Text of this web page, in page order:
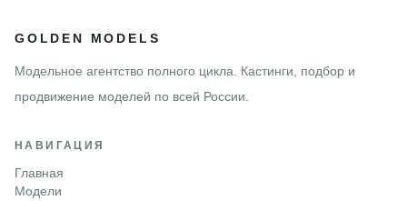
GOLDEN MODELS
Модельное агентство полного цикла. Кастинги, подбор и
продвижение моделей по всей России.
НАВИГАЦИЯ
Главная
Модели